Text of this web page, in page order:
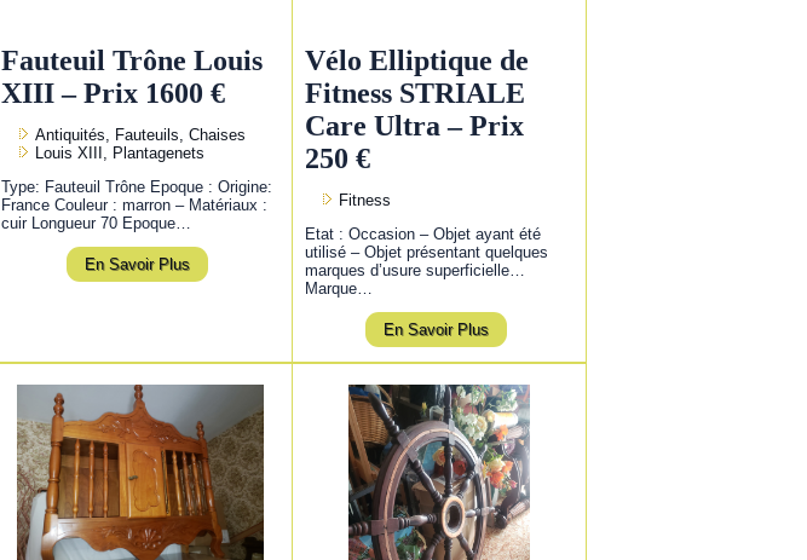
Fauteuil Trône Louis
XIII – Prix 1600 €
Antiquités, Fauteuils, Chaises
Louis XIII, Plantagenets
Type: Fauteuil Trône Epoque : Origine:
France Couleur : marron – Matériaux :
cuir Longueur 70 Epoque…
En Savoir Plus
Vélo Elliptique de
Fitness STRIALE
Care Ultra – Prix
250 €
Fitness
Etat : Occasion – Objet ayant été
utilisé – Objet présentant quelques
marques d’usure superficielle…
Marque…
En Savoir Plus